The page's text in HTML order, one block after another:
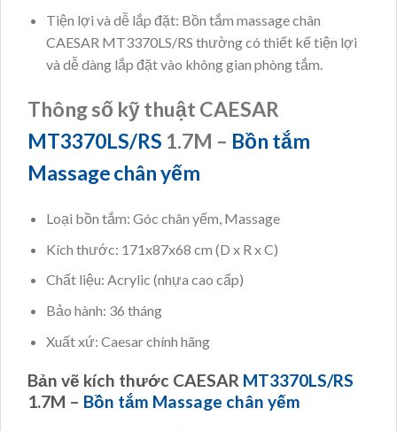
Tiện lợi và dễ lắp đặt: Bồn tắm massage chân
CAESAR MT3370LS/RS thường có thiết kế tiện lợi
và dễ dàng lắp đặt vào không gian phòng tắm.
Thông số kỹ thuật CAESAR
MT3370LS/RS 1.7M – Bồn tắm
Massagechân yếm
Loại bồn tắm: Góc chân yếm, Massage
Kích thước: 171x87x68 cm (D x R x C)
Chất liệu: Acrylic (nhựa cao cấp)
Bảo hành: 36 tháng
Xuất xứ: Caesar chính hãng
Bản vẽ kích thước CAESAR MT3370LS/RS
1.7M – Bồn tắm Massage chân yếm